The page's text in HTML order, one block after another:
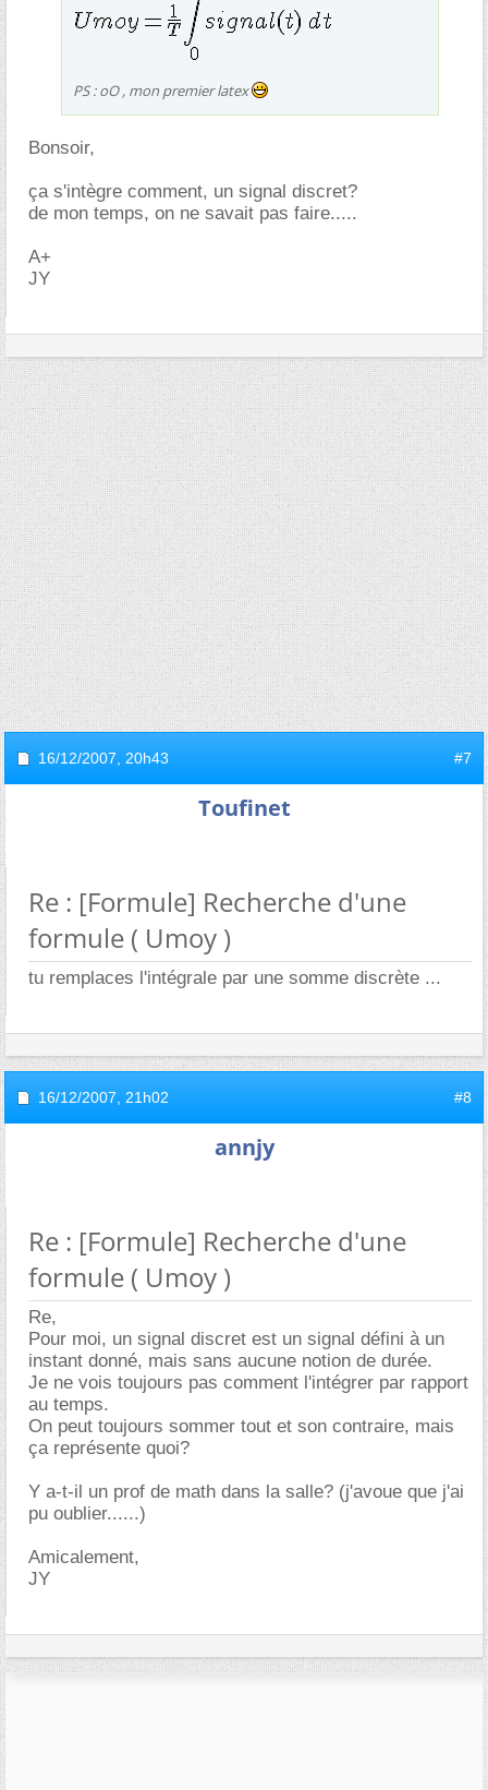
PS : oO , mon premier latex
Bonsoir,
ça s'intègre comment, un signal discret?
de mon temps, on ne savait pas faire.....
A+
JY
16/12/2007, 20h43 #7
Toufinet
Re : [Formule] Recherche d'une
formule ( Umoy )
tu remplaces l'intégrale par une somme discrète ...
16/12/2007, 21h02 #8
annjy
Re : [Formule] Recherche d'une
formule ( Umoy )
Re,
Pour moi, un signal discret est un signal défini à un
instant donné, mais sans aucune notion de durée.
Je ne vois toujours pas comment l'intégrer par rapport
au temps.
On peut toujours sommer tout et son contraire, mais
ça représente quoi?
Y a-t-il un prof de math dans la salle? (j'avoue que j'ai
pu oublier......)
Amicalement,
JY